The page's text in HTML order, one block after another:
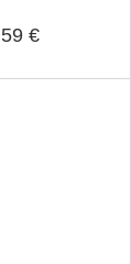
59 €